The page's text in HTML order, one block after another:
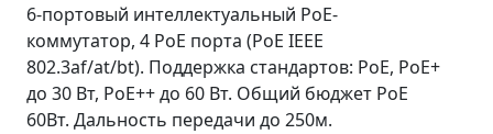
6-портовый интеллектуальный PoE-
коммутатор, 4 PoE порта (PoE IEEE
802.3af/at/bt). Поддержка стандартов: PoE, PoE+
до 30 Вт, PoE++ до 60 Вт. Общий бюджет PoE
60Вт. Дальность передачи до 250м.